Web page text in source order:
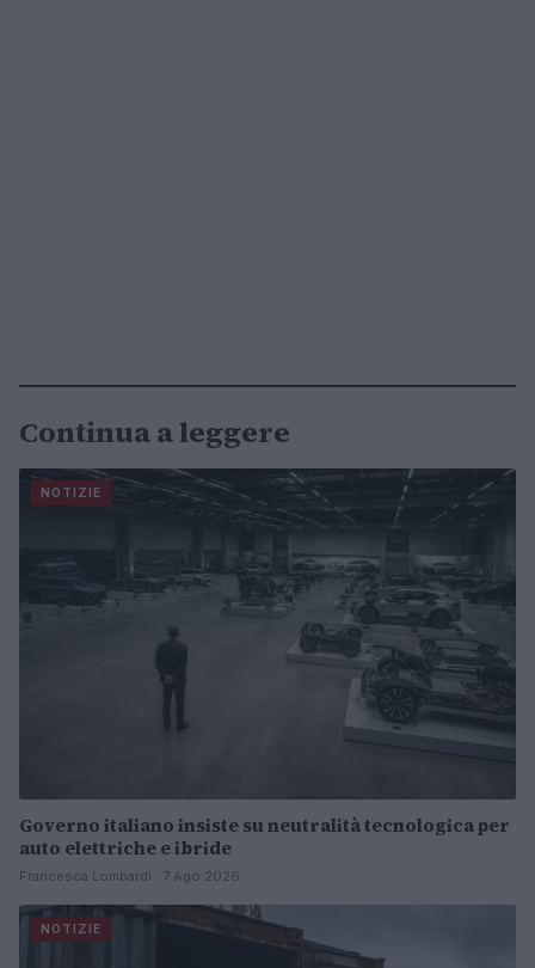
Continua a leggere
NOTIZIE
Governo italiano insiste su neutralità tecnologica per
auto elettriche e ibride
Francesca Lombardi · 7 Ago 2026
NOTIZIE